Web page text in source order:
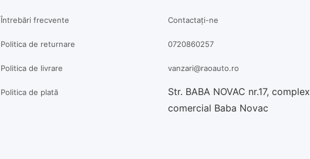
Întrebări frecvente
Politica de returnare
Politica de livrare
Politica de plată
Contactați-ne
0720860257
vanzari@raoauto.ro
Str. BABA NOVAC nr.17, complex
comercial Baba Novac